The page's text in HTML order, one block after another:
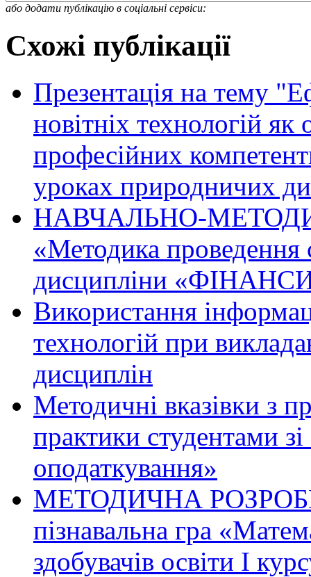
або додати публікацію в соціальні сервіси:
Схожі публікації
Презентація на тему
новітніх технологій
професійних
уроках природничих
НАВЧАЛЬНО-
«Методика проведення
дисципліни
Використання
технологій при
дисциплін
Методичні вказівки з
практики студентами
оподаткування»
МЕТОДИЧНА РОЗРОБКА
пізнавальна гра
здобувачів освіти І